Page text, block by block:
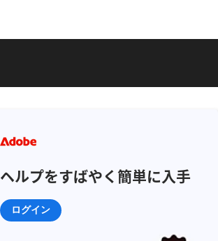
ヘルプをすばやく簡単に入手
ログイン